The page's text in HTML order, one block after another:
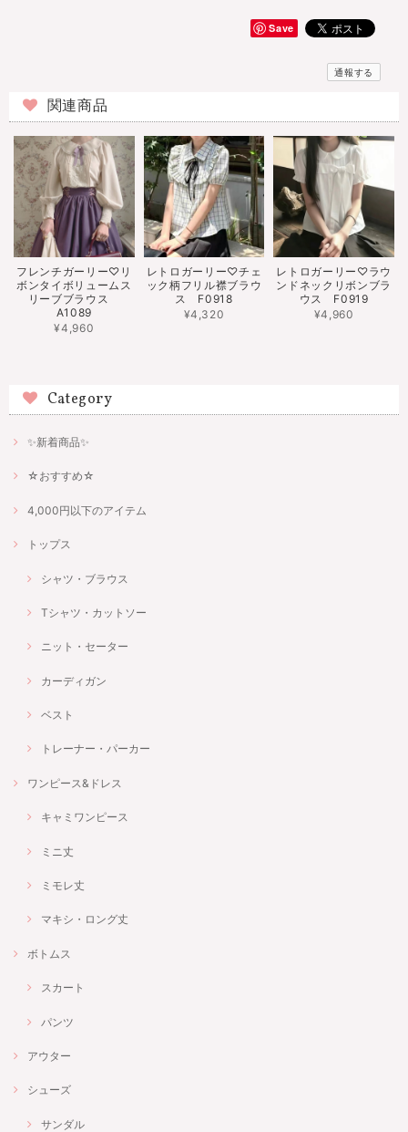
Save
通報する
関連商品
フレンチガーリー♡リ
ボンタイボリュームス
リーブブラウス
A1089
¥4,960
レトロガーリー♡チェ
ック柄フリル襟ブラウ
ス F0918
¥4,320
レトロガーリー♡ラウ
ンドネックリボンブラ
ウス F0919
¥4,960
Category
✨新着商品✨
☆おすすめ☆
4,000円以下のアイテム
トップス
シャツ・ブラウス
Tシャツ・カットソー
ニット・セーター
カーディガン
ベスト
トレーナー・パーカー
ワンピース&ドレス
キャミワンピース
ミニ丈
ミモレ丈
マキシ・ロング丈
ボトムス
スカート
パンツ
アウター
シューズ
サンダル